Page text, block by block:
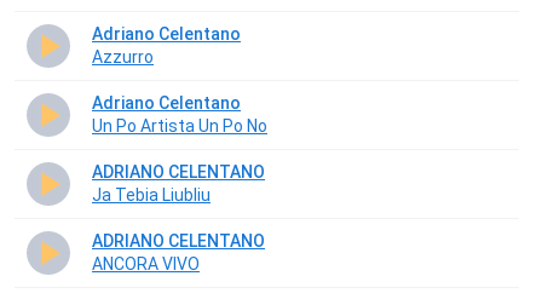
Adriano Celentano
Azzurro
Adriano Celentano
Un Po Artista Un Po No
ADRIANO CELENTANO
Ja Tebia Liubliu
ADRIANO CELENTANO
ANCORA VIVO